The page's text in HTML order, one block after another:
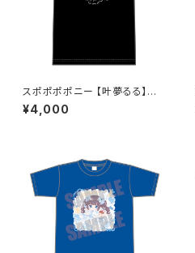
スポポポポニー 【叶夢るる】生
誕祭Tシャツ ブラック S〜XLサ
イズ
¥4,000